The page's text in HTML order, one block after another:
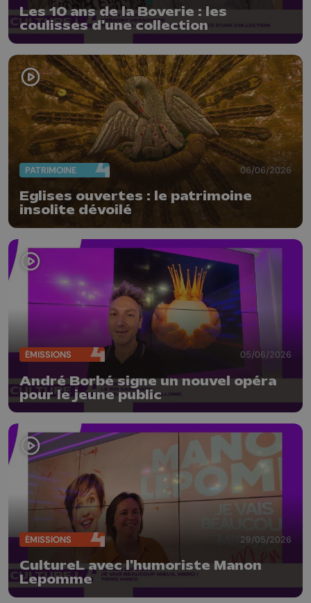
Les 10 ans de la Boverie : les
coulisses d'une collection
PATRIMOINE 06/06/2026
Eglises ouvertes : le patrimoine
insolite dévoilé
ÉMISSIONS 05/06/2026
André Borbé signe un nouvel opéra
pour le jeune public
ÉMISSIONS 29/05/2026
CultureL avec l'humoriste Manon
Lepomme